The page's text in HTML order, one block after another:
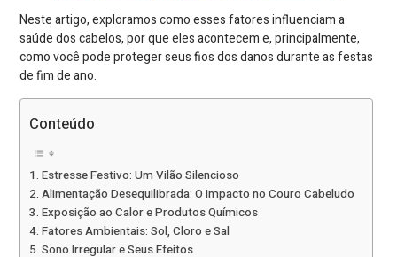
Neste artigo, exploramos como esses fatores influenciam a
saúde dos cabelos, por que eles acontecem e, principalmente,
como você pode proteger seus fios dos danos durante as festas
de fim de ano.
Conteúdo
Estresse Festivo: Um Vilão Silencioso
Alimentação Desequilibrada: O Impacto no Couro Cabeludo
Exposição ao Calor e Produtos Químicos
Fatores Ambientais: Sol, Cloro e Sal
Sono Irregular e Seus Efeitos